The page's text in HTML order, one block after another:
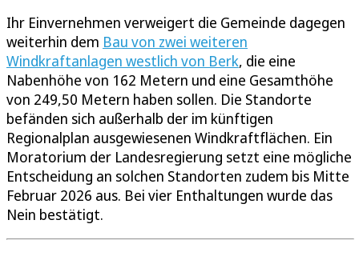
Ihr Einvernehmen verweigert die Gemeinde dagegen
weiterhin dem Bau von zwei weiteren
Windkraftanlagen westlich von Berk, die eine
Nabenhöhe von 162 Metern und eine Gesamthöhe
von 249,50 Metern haben sollen. Die Standorte
befänden sich außerhalb der im künftigen
Regionalplan ausgewiesenen Windkraftflächen. Ein
Moratorium der Landesregierung setzt eine mögliche
Entscheidung an solchen Standorten zudem bis Mitte
Februar 2026 aus. Bei vier Enthaltungen wurde das
Nein bestätigt.